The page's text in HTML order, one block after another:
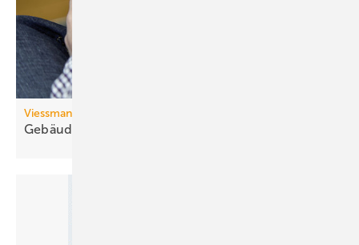
Viessmann
Gebäude-Energie-Spar-Check